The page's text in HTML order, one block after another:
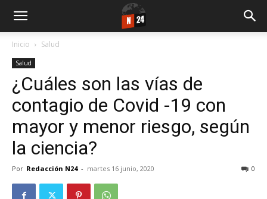
Inicio Salud
Salud
¿Cuáles son las vías de
contagio de Covid -19 con
mayor y menor riesgo, según
la ciencia?
Por Redacción N24 - martes 16 junio, 2020 0